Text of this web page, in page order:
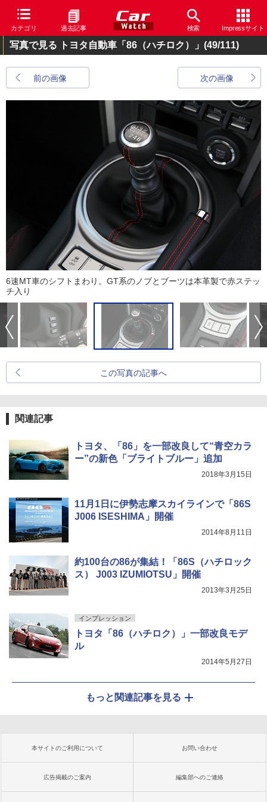
カテゴリ 過去記事 検索 Impressサイト
写真で見る トヨタ自動車「86（ハチロク）」 (49/111)
前の画像 次の画像
6速MT車のシフトまわり。GT系のノブとブーツは本革製で赤ステッ
チ入り
この写真の記事へ
関連記事
トヨタ、「86」を一部改良して“青空カラ
ー”の新色「ブライトブルー」追加
2018年3月15日
11月1日に伊勢志摩スカイラインで「86S
J006 ISESHIMA」開催
2014年8月11日
約100台の86が集結！「86S（ハチロック
ス） J003 IZUMIOTSU」開催
2013年3月25日
インプレッション
トヨタ「86（ハチロク）」一部改良モデ
ル
2014年5月27日
もっと関連記事を見る
本サイトのご利用について お問い合わせ
広告掲載のご案内 編集部へのご連絡